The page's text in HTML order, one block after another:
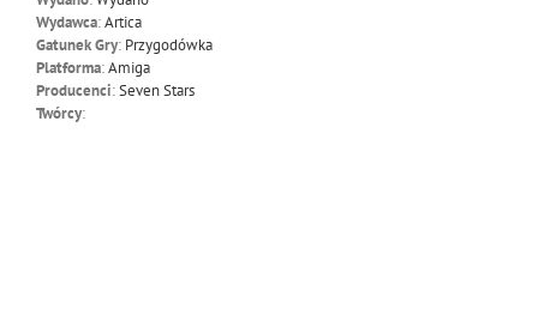
Wydawca:Artica
Gatunek Gry: Przygodówka
Platforma:Amiga
Producenci:Seven Stars
Twórcy: